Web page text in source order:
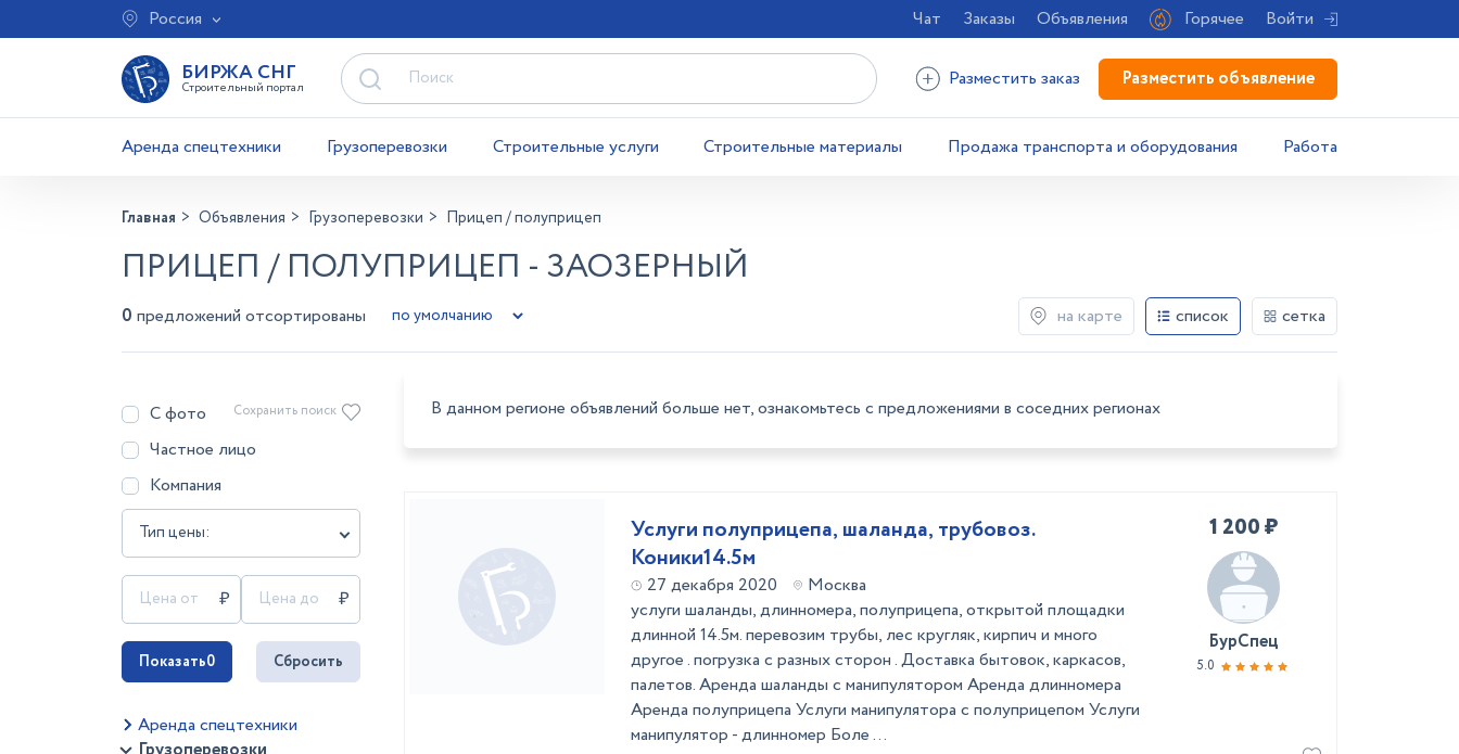
Россия Чат Заказы Объявления Горячее Войти
БИРЖА СНГ
Строительный портал Разместить заказ Разместить объявление
Аренда спецтехники Грузоперевозки Строительные услуги Строительные материалы Продажа транспорта и оборудования Работа
Главная Объявления Грузоперевозки Прицеп / полуприцеп
ПРИЦЕП / ПОЛУПРИЦЕП - ЗАОЗЕРНЫЙ
0 предложений отсортированы на карте список сетка
С фото
Частное лицо
Компания
Тип цены:
Сохранить поиск
Показать0 Сбросить
Аренда спецтехники
В данном регионе объявлений больше нет, ознакомьтесь с предложениями в соседних регионах
Услуги полуприцепа, шаланда, трубовоз.
Коники14.5м
27 декабря 2020
Москва
услуги шаланды, длинномера, полуприцепа, открытой площадки
длинной 14.5м. перевозим трубы, лес кругляк, кирпич и много
другое . погрузка с разных сторон . Доставка бытовок, каркасов,
палетов. Аренда шаланды с манипулятором Аренда длинномера
Аренда полуприцепа Услуги манипулятора с полуприцепом Услуги
манипулятор - длинномер Боле ...
1 200 ₽
БурСпец
5.0